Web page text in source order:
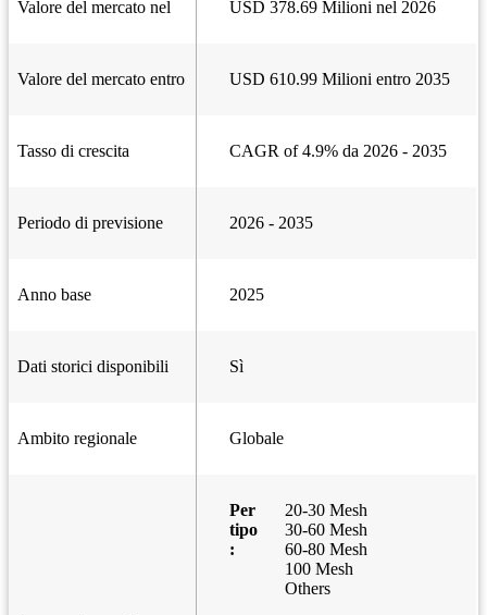
Valore del mercato nel USD 378.69 Milioni nel 2026
Valore del mercato entro USD 610.99 Milioni entro 2035
Tasso di crescita CAGR of 4.9% da 2026 - 2035
Periodo di previsione 2026 - 2035
Anno base 2025
Dati storici disponibili Sì
Ambito regionale Globale
Per
tipo
:
20-30 Mesh
30-60 Mesh
60-80 Mesh
100 Mesh
Others